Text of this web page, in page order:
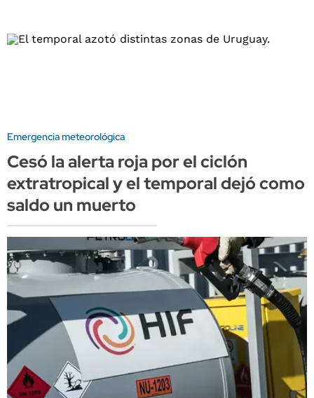
Emergencia meteorológica
Cesó la alerta roja por el ciclón
extratropical y el temporal dejó como
saldo un muerto